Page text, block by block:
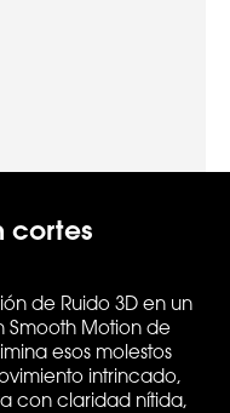
cortes
de Ruido 3D en un
Smooth Motion de
esos molestos
intrincado,
con claridad nítida,